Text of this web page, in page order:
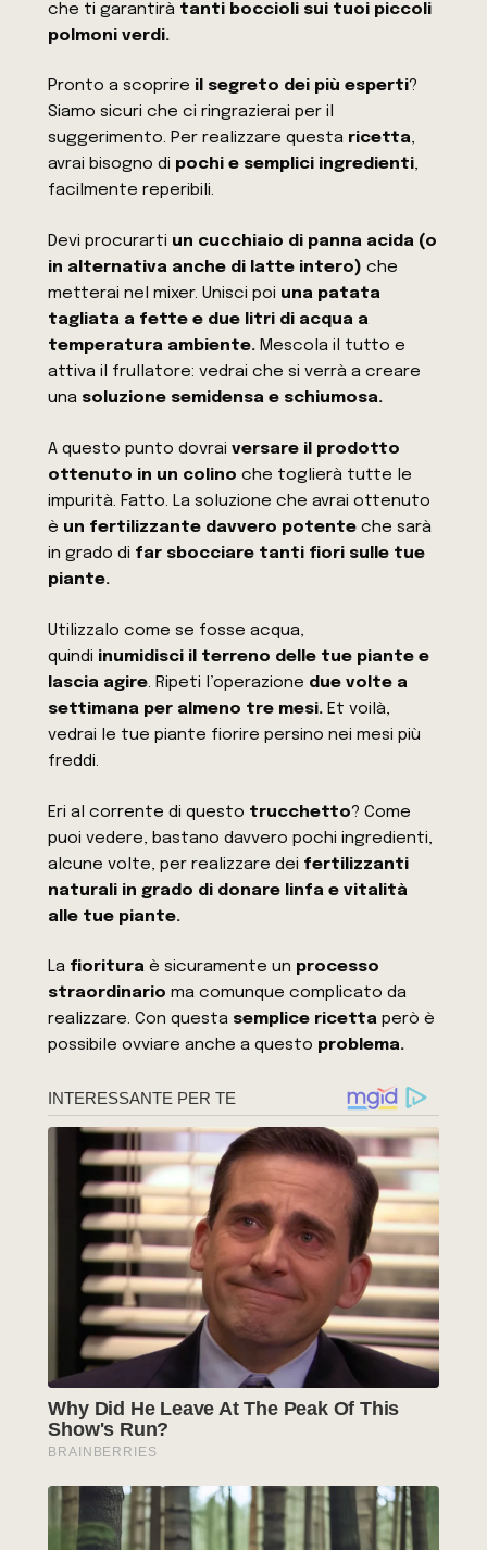
che ti garantirà tanti boccioli sui tuoi piccoli
polmoni verdi.
Pronto a scoprire il segreto dei più esperti?
Siamo sicuri che ci ringrazierai per il
suggerimento. Per realizzare questa ricetta,
avrai bisogno di pochi e semplici ingredienti,
facilmente reperibili.
Devi procurarti un cucchiaio di panna acida (o
in alternativa anche di latte intero) che
metterai nel mixer. Unisci poi una patata
tagliata a fette e due litri di acqua a
temperatura ambiente. Mescola il tutto e
attiva il frullatore: vedrai che si verrà a creare
una soluzione semidensa e schiumosa.
A questo punto dovraiversare il prodotto
ottenuto in un colino che toglierà tutte le
impurità. Fatto. La soluzione che avrai ottenuto
è un fertilizzante davvero potente che sarà
in grado di far sbocciare tanti fiori sulle tue
piante.
Utilizzalo come se fosse acqua,
quindi inumidisci il terreno delle tue piante e
lascia agire. Ripeti l’operazione due volte a
settimana per almeno tre mesi. Et voilà,
vedrai le tue piante fiorire persino nei mesi più
freddi.
Eri al corrente di questo trucchetto? Come
puoi vedere, bastano davvero pochi ingredienti,
alcune volte, per realizzare dei fertilizzanti
naturali in grado di donare linfa e vitalità
alle tue piante.
La fioritura è sicuramente un processo
straordinario ma comunque complicato da
realizzare. Con questa semplice ricetta però è
possibile ovviare anche a questo problema.